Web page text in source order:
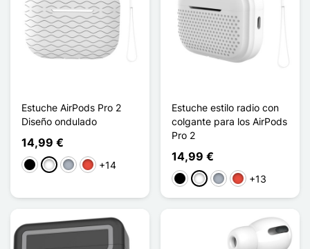
Estuche AirPods Pro 2
Diseño ondulado
14,99 €
NegroBlanco
Gris Rojo+14
Estuche estilo radio con
colgante para los AirPods
Pro 2
14,99 €
NegroBlanco
Gris Rojo+13